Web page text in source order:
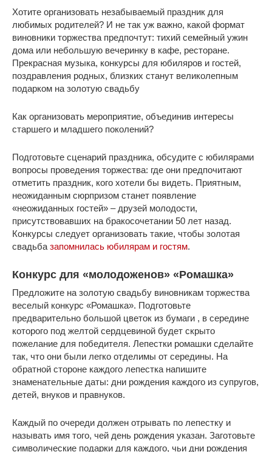
Хотите организовать незабываемый праздник для
любимых родителей? И не так уж важно, какой формат
виновники торжества предпочтут: тихий семейный ужин
дома или небольшую вечеринку в кафе, ресторане.
Прекрасная музыка, конкурсы для юбиляров и гостей,
поздравления родных, близких станут великолепным
подарком на золотую свадьбу
Как организовать мероприятие, объединив интересы
старшего и младшего поколений?
Подготовьте сценарий праздника, обсудите с юбилярами
вопросы проведения торжества: где они предпочитают
отметить праздник, кого хотели бы видеть. Приятным,
неожиданным сюрпризом станет появление
«неожиданных гостей» – друзей молодости,
присутствовавших на бракосочетании 50 лет назад.
Конкурсы следует организовать такие, чтобы золотая
свадьба запомнилась юбилярам и гостям.
Конкурс для «молодоженов» «Ромашка»
Предложите на золотую свадьбу виновникам торжества
веселый конкурс «Ромашка». Подготовьте
предварительно большой цветок из бумаги , в середине
которого под желтой сердцевиной будет скрыто
пожелание для победителя. Лепестки ромашки сделайте
так, что они были легко отделимы от середины. На
обратной стороне каждого лепестка напишите
знаменательные даты: дни рождения каждого из супругов,
детей, внуков и правнуков.
Каждый по очереди должен отрывать по лепестку и
называть имя того, чей день рождения указан. Заготовьте
символические подарки для каждого, чьи дни рождения